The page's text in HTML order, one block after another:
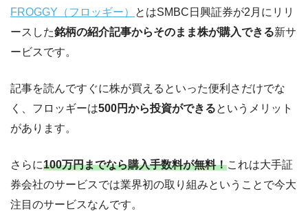
FROGGY（フロッギー）
とはSMBC日興証券が2月にリリ
ースした銘柄の紹介記事からそのまま株が購入できる新サ
ービスです。
記事を読んですぐに株が買えるといった便利さだけでな
く、フロッギーは500円から投資ができるというメリット
があります。
さらに100万円までなら購入手数料が無料！これは大手証
券会社のサービスでは業界初の取り組みということで今大
注目のサービスなんです。